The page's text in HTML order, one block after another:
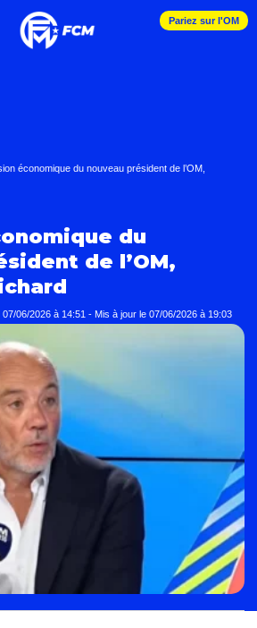
Pariez sur l'OM
économique du nouveau président de l’OM,
du
de l’OM,
07/06/2026 à 14:51 - Mis à jour le 07/06/2026 à 19:03